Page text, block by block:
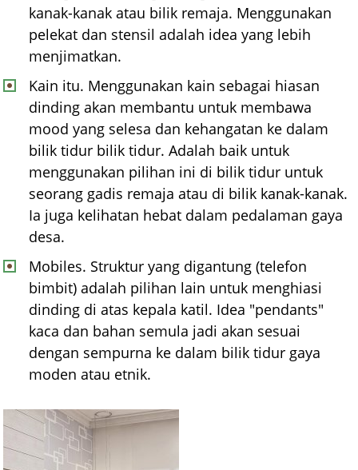
kanak-kanak atau bilik remaja. Menggunakan
pelekat dan stensil adalah idea yang lebih
menjimatkan.
Kain itu. Menggunakan kain sebagai hiasan
dinding akan membantu untuk membawa
mood yang selesa dan kehangatan ke dalam
bilik tidur bilik tidur. Adalah baik untuk
menggunakan pilihan ini di bilik tidur untuk
seorang gadis remaja atau di bilik kanak-kanak.
Ia juga kelihatan hebat dalam pedalaman gaya
desa.
Mobiles. Struktur yang digantung (telefon
bimbit) adalah pilihan lain untuk menghiasi
dinding di atas kepala katil. Idea "pendants"
kaca dan bahan semula jadi akan sesuai
dengan sempurna ke dalam bilik tidur gaya
moden atau etnik.